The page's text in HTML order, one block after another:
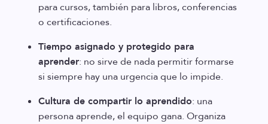
para cursos, también para libros, conferencias
o certificaciones.
Tiempo asignado y protegido para
aprender: no sirve de nada permitir formarse
si siempre hay una urgencia que lo impide.
Cultura de compartir lo aprendido: una
persona aprende, el equipo gana. Organiza